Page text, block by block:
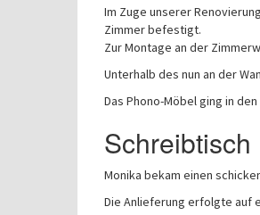
Im Zuge unserer
Zimmer befestigt.
Zur Montage an der
Unterhalb des nun an der
Das Phono-Möbel ging in
Schreibtisch
Monika bekam einen
Die Anlieferung erfolgte auf